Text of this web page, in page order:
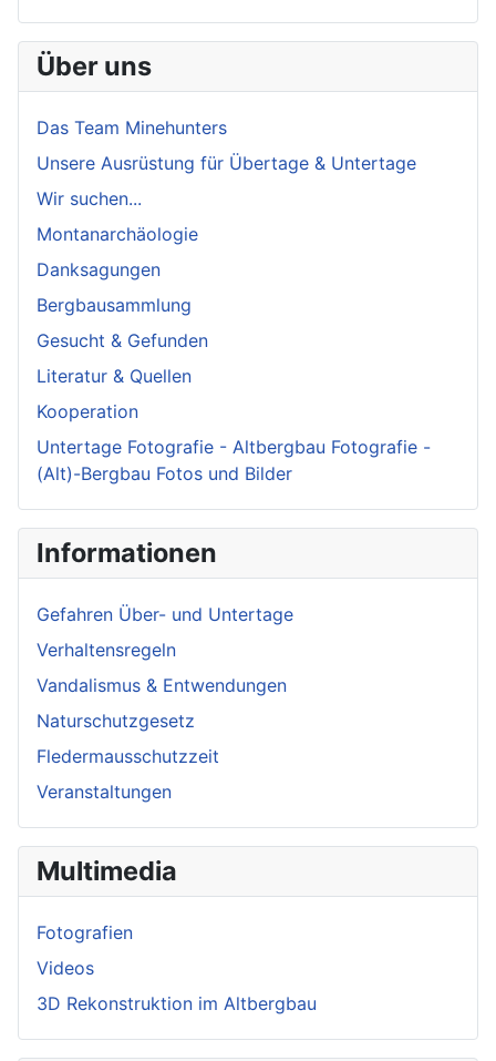
Über uns
Das Team Minehunters
Unsere Ausrüstung für Übertage & Untertage
Wir suchen...
Montanarchäologie
Danksagungen
Bergbausammlung
Gesucht & Gefunden
Literatur & Quellen
Kooperation
Untertage Fotografie - Altbergbau Fotografie -
(Alt)-Bergbau Fotos und Bilder
Informationen
Gefahren Über- und Untertage
Verhaltensregeln
Vandalismus & Entwendungen
Naturschutzgesetz
Fledermausschutzzeit
Veranstaltungen
Multimedia
Fotografien
Videos
3D Rekonstruktion im Altbergbau